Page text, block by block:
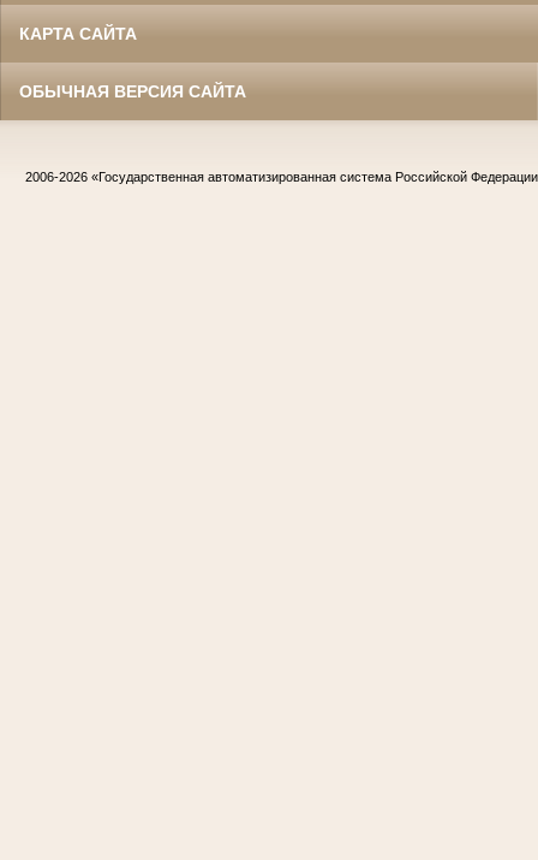
КАРТА САЙТА
ОБЫЧНАЯ ВЕРСИЯ САЙТА
2006-2026 «Государственная автоматизированная система Российской